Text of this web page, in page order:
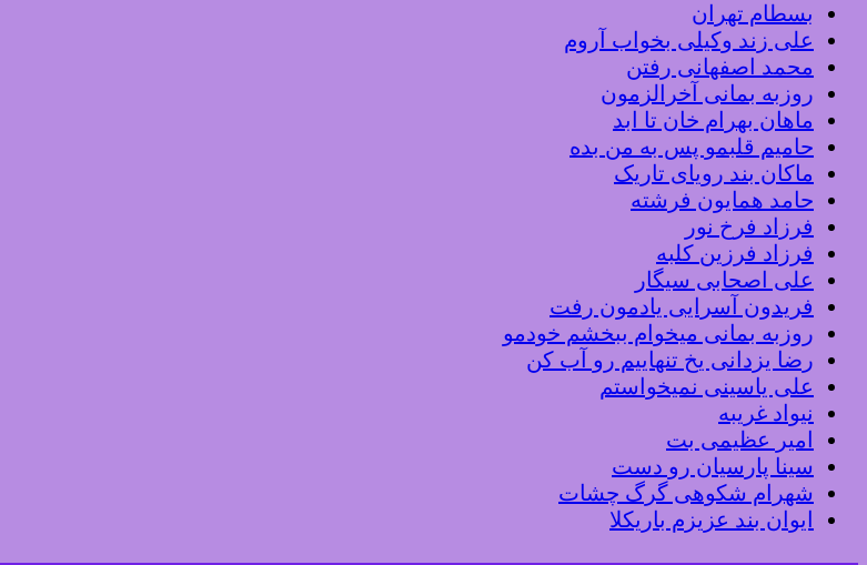
بسطام تهران
علی زند وکیلی بخواب آروم
محمد اصفهانی رفتن
روزبه بمانی آخرالزمون
ماهان بهرام خان تا ابد
حامیم قلبمو پس به من بده
ماکان بند رویای تاریک
حامد همایون فرشته
فرزاد فرخ نور
فرزاد فرزین کلبه
علی اصحابی سیگار
فریدون آسرایی یادمون رفت
روزبه بمانی میخوام ببخشم خودمو
رضا یزدانی یخ تنهاییم رو آب کن
علی یاسینی نمیخواستم
نیواد غریبه
امیر عظیمی بت
سینا پارسیان رو دست
شهرام شکوهی گرگ چشات
ایوان بند عزیزم باریکلا